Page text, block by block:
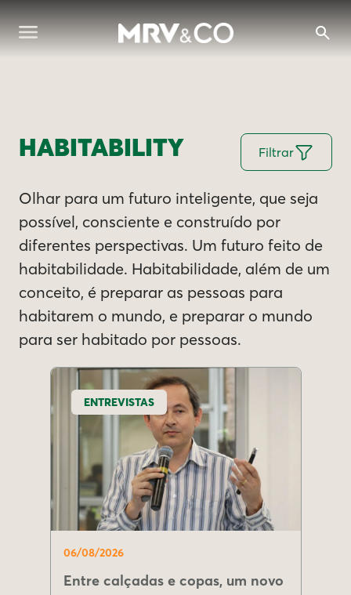
HABITABILITY Filtrar
Olhar para um futuro inteligente, que seja
possível, consciente e construído por
diferentes perspectivas. Um futuro feito de
habitabilidade. Habitabilidade, além de um
conceito, é preparar as pessoas para
habitarem o mundo, e preparar o mundo
para ser habitado por pessoas.
ENTREVISTAS
06/08/2026
Entre calçadas e copas, um novo